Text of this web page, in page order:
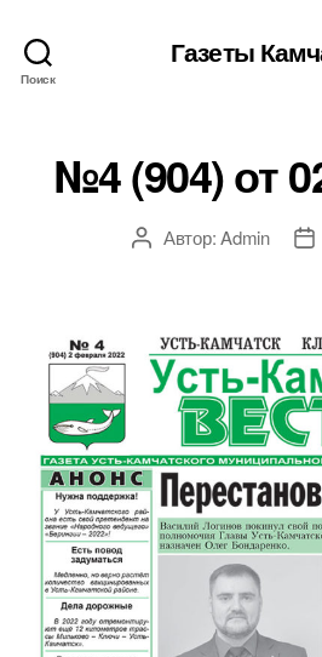
Поиск
Газеты
№4 (904) от
АвторАвтор:Admin